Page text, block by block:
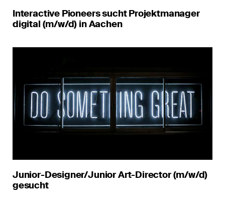
Interactive Pioneers sucht Projektmanager
digital (m/w/d) in Aachen
Junior-Designer/Junior Art-Director (m/w/d)
gesucht